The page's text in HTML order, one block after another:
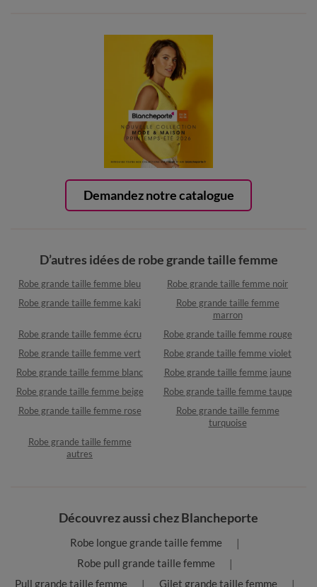
Demandez notre catalogue
D’autres idées de robe grande taille femme
Robe grande taille femme bleu
Robe grande taille femme noir
Robe grande taille femme kaki
Robe grande taille femme
marron
Robe grande taille femme écru
Robe grande taille femme rouge
Robe grande taille femme vert
Robe grande taille femme violet
Robe grande taille femme blanc
Robe grande taille femme jaune
Robe grande taille femme beige
Robe grande taille femme taupe
Robe grande taille femme rose
Robe grande taille femme
turquoise
Robe grande taille femme
autres
Découvrez aussi chez Blancheporte
Robe longue grande taille femme
Robe pull grande taille femme
Pull grande taille femme
Gilet grande taille femme